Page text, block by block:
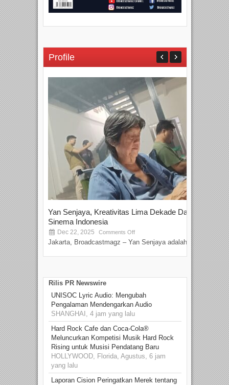
Profile
Yan Senjaya, Kreativitas Lima Dekade Dalam
Sinema Indonesia
Dec 22, 2025 Comments Off
Jakarta, Broadcastmagz – Yan Senjaya adalah...
Rilis PR Newswire
UNISOC Lyric Audio: Mengubah
Pengalaman Mendengarkan Audio
SHANGHAI, 4 jam yang lalu
Hard Rock Cafe dan Coca-Cola®
Meluncurkan Kompetisi Musik Hard Rock
Rising untuk Musisi Pendatang Baru
HOLLYWOOD, Florida, Agustus, 6 jam
yang lalu
Laporan Cision Peringatkan Merek tentang